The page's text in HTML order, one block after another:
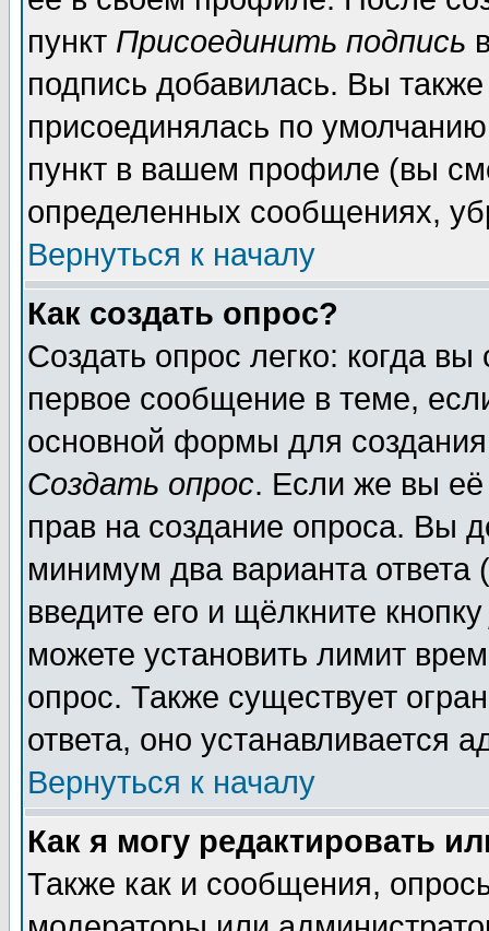
пункт Присоединить подпись
подпись добавилась. Вы
присоединялась по
пункт в вашем профиле (вы
определенных сообщениях,
Вернуться к началу
Как создать опрос?
Создать опрос легко: когда
первое сообщение в теме,
основной формы для
Создать опрос. Если же вы её
прав на создание опроса. Вы
минимум два варианта ответа
введите его и щёлкните
можете установить лимит
опрос. Также существует
ответа, оно устанавливается
Вернуться к началу
Как я могу редактировать
Также как и сообщения,